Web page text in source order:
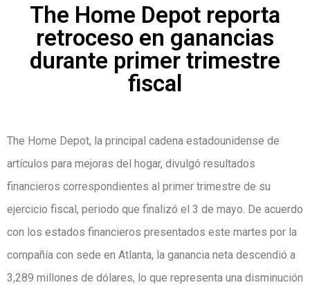
The Home Depot reporta
retroceso en ganancias
durante primer trimestre
fiscal
The Home Depot, la principal cadena estadounidense de
artículos para mejoras del hogar, divulgó resultados
financieros correspondientes al primer trimestre de su
ejercicio fiscal, periodo que finalizó el 3 de mayo. De acuerdo
con los estados financieros presentados este martes por la
compañía con sede en Atlanta, la ganancia neta descendió a
3,289 millones de dólares, lo que representa una disminución